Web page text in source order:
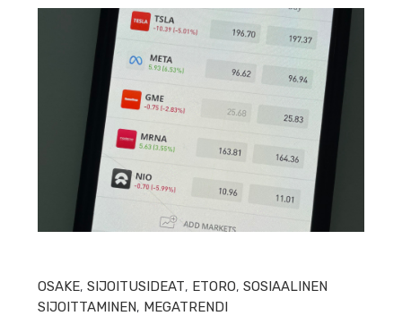
OSAKE,SIJOITUSIDEAT, ETORO,SOSIAALINEN
SIJOITTAMINEN, MEGATRENDI